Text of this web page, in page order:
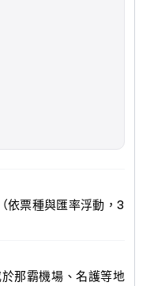
票種與匯率浮動，3
那霸機場、名護等地